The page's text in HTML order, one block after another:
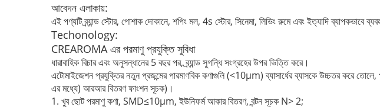
আবেদন এলাকায়:
এই পণ্যটি ব্র্যান্ড স্টোর, পোশাক দোকানে, শপিং মল, 4s স্টোর, সিনেমা, লিভিং রুমে এবং ইত্যাদি ব্যাপকভাবে
Techonology:
CREAROMA এর পরমাণু প্রযুক্তি সুবিধা
ধারাবাহিক বিচার এবং অনুসন্ধানের 5 বছর পর, ব্র্যান্ড সুগন্ধি সংগ্রহের উপর ভিত্তি করে।
এটোমাইজেশন প্রযুক্তির নতুন প্রজন্মের পারমাণবিক কণাগুলি (<10μm) ব্যাসার্ধের ব্যাসকে উচ্চতর করে
এর মধ্যে) আরআর বিতরণ ফাংশন সূচক)।
1. খুব ছোট পরমাণু কণা, SMD≤10μm, ইউনিফর্ম আকার বিতরণ, বন্টন সূচক N> 2;